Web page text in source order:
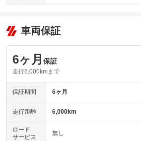
車両保証
6ヶ月 保証
走行6,000kmまで
保証期間 6ヶ月
走行距離 6,000km
ロード
サービス
無し